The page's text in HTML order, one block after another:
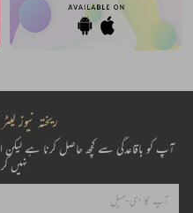
ریختہ نیوز
آپ کو باقاعدگی سے کچھ حاصل کرنا ہے
نہیں